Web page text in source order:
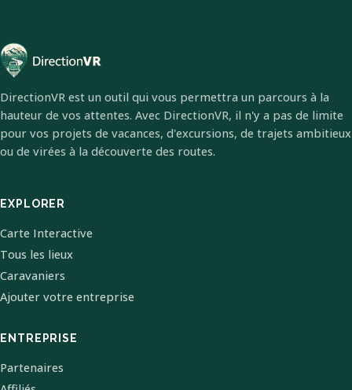
DirectionVR est un outil qui vous permettra un parcours à la
hauteur de vos attentes. Avec DirectionVR, il n'y a pas de limite
pour vos projets de vacances, d'excursions, de trajets ambitieux
ou de virées à la découverte des routes.
EXPLORER
Carte Interactive
Tous les lieux
Caravaniers
Ajouter votre entreprise
ENTREPRISE
Partenaires